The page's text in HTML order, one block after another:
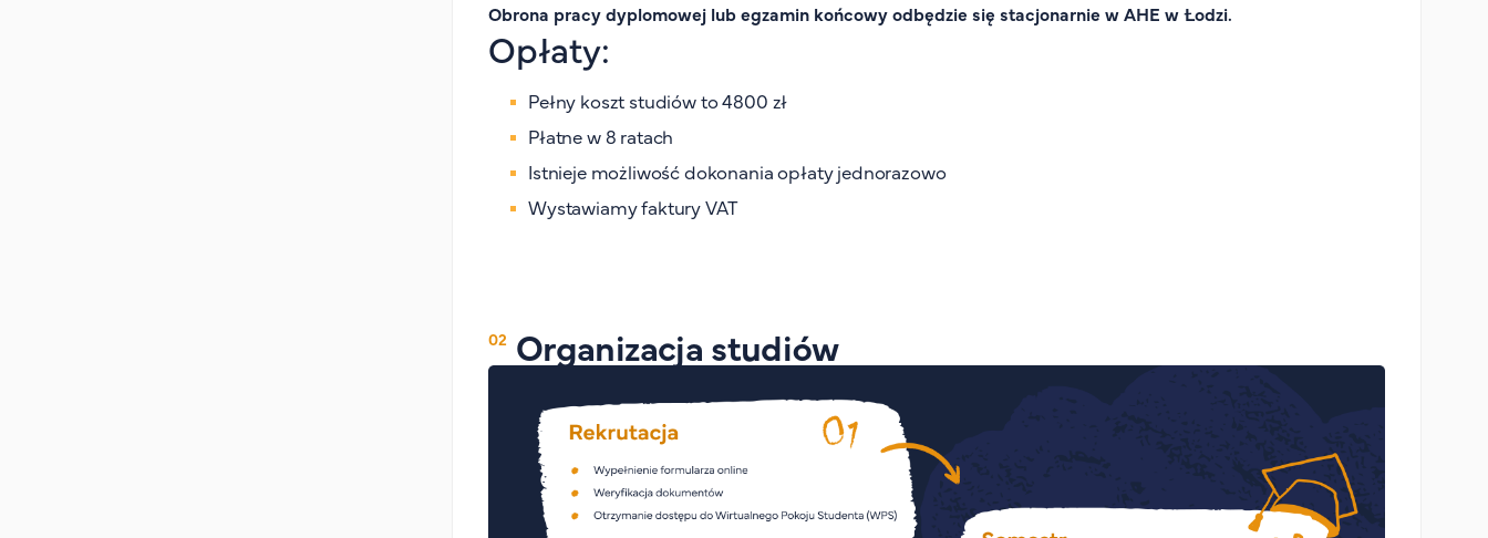
Obrona pracy dyplomowej lub egzamin końcowy odbędzie się stacjonarnie w AHE w Łodzi.
Opłaty:
Pełny koszt studiów to 4800 zł
Płatne w 8 ratach
Istnieje możliwość dokonania opłaty jednorazowo
Wystawiamy faktury VAT
Organizacja studiów